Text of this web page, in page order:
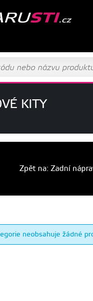
KITY
Zpět na: Zadní
neobsahuje žádné